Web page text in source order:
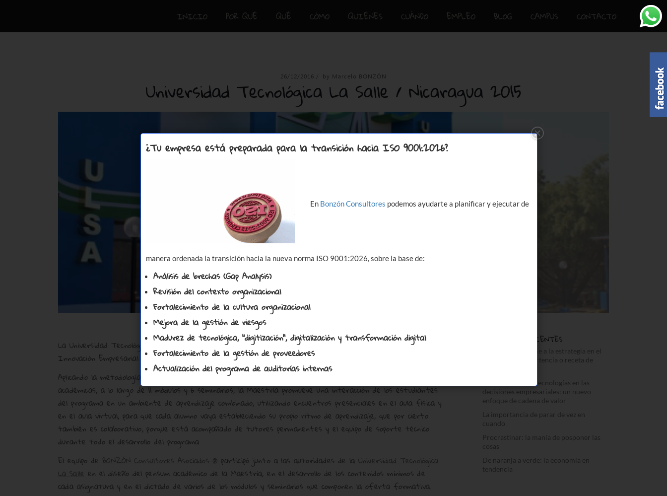
INICIO POR QUÉ QUÉ CÓMO QUIÉNES CUÁNDO EMPLEO BLOG CAMPUS CONTACTO
26/12/2016 / by Marcelo BONZÓN
Universidad Tecnológica La Salle / Nicaragua 2015
La Universidad Tecnológica La Salle de León, Nicaragua, lanzó en 2015 la primera Maestría en Gerencia de la
Innovación Empresarial de toda América Central.
Aplicando la metodología blended learning que permite compatibilizar las actividades laborales con las
académicas, a lo largo de 11 módulos y 6 seminarios, la Maestría promueve una interacción de los estudiantes
del programa en un ambiente de aprendizaje combinado, utilizando encuentros presenciales en el aula física y
en el aula virtual, para que cada alumno vaya estableciendo su propio ritmo de aprendizaje, que por cierto
también es colaborativo, porque está acompañado de tutores permanentes y el equipo de soporte técnico
durante todo el desarrollo del programa
El equipo de BONZÓN Consultores Asociados ® participó junto a las autoridades de la Universidad Tecnológica
La Salle en el diseño del pensum académico de la Maestría, en el desarrollo de los contenidos mínimos de
cada asignatura y en el dictado de varios de los módulos y seminarios que componen la oferta formativa.
ENTRADAS RECIENTES
“La cultura se come a la estrategia en el
desayuno”: ¿Advertencia o receta de
El impacto de las tecnologías en las
decisiones empresariales: un nuevo
enfoque de cadena de valor
La importancia de parar de vez en
cuando
Procrastinar: la manía de posponer las
cosas
De naranja a verde: la economía en
tendencia
¿Tu empresa está preparada para la transición hacia ISO 9001:2026?
En Bonzón Consultores podemos ayudarte a planificar y ejecutar de
manera ordenada la transición hacia la nueva norma ISO 9001:2026, sobre la base de:
Análisis de brechas (Gap Analysis)
Revisión del contexto organizacional
Fortalecimiento de la cultura organizacional
Mejora de la gestión de riesgos
Madurez de tecnológica, "digitización", digitalización y transformación digital
Fortalecimiento de la gestión de proveedores
Actualización del programa de auditorías internas